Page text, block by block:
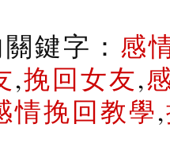
鍵字： 感
,挽回女友,
情挽回教學,